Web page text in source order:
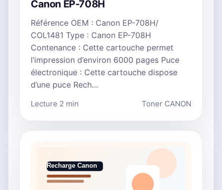
Canon EP-708H
Référence OEM : Canon EP-708H/
COL1481 Type : Canon EP-708H
Contenance : Cette cartouche permet
l’impression d’environ 6000 pages Puce
électronique : Cette cartouche dispose
d’une puce Rech…
Lecture 2 min Toner CANON